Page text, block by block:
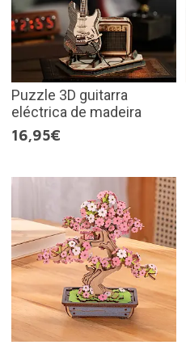
Puzzle 3D guitarra
eléctrica de madeira
16,95€